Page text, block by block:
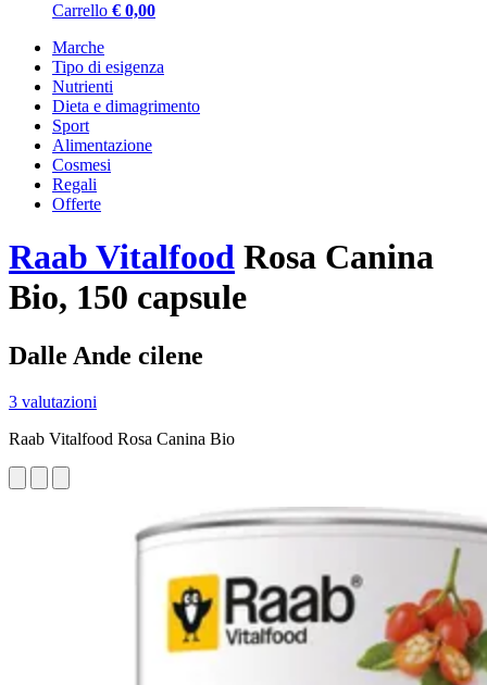
Carrello € 0,00
Marche
Tipo di esigenza
Nutrienti
Dieta e dimagrimento
Sport
Alimentazione
Cosmesi
Regali
Offerte
Raab Vitalfood Rosa Canina
Bio, 150 capsule
Dalle Ande cilene
3 valutazioni
Raab Vitalfood Rosa Canina Bio